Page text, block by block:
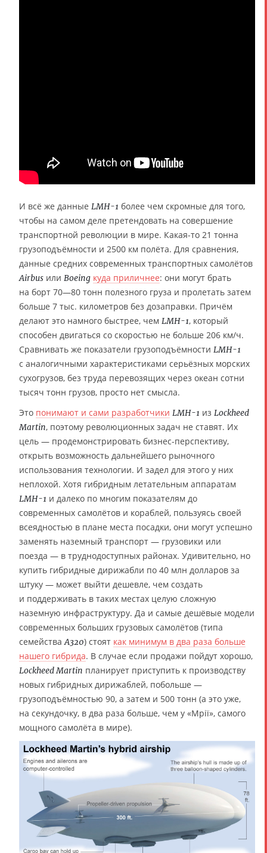
И всё же данные LMH-1 более чем скромные для того,
чтобы на самом деле претендовать на совершение
транспортной революции в мире. Какая-то 21 тонна
грузоподъёмности и 2500 км полёта. Для сравнения,
данные средних современных транспортных самолётов
Airbus или Boeing куда приличнее: они могут брать
на борт 70—80 тонн полезного груза и пролетать затем
больше 7 тыс. километров без дозаправки. Причём
делают это намного быстрее, чем LMH-1, который
способен двигаться со скоростью не больше 206 км/ч.
Сравнивать же показатели грузоподъёмности LMH-1
с аналогичными характеристиками серьёзных морских
сухогрузов, без труда перевозящих через океан сотни
тысяч тонн грузов, просто нет смысла.
Это понимают и сами разработчики LMH-1 из Lockheed
Martin, поэтому революционных задач не ставят. Их
цель — продемонстрировать бизнес-перспективу,
открыть возможность дальнейшего рыночного
использования технологии. И задел для этого у них
неплохой. Хотя гибридным летательным аппаратам
LMH-1 и далеко по многим показателям до
современных самолётов и кораблей, пользуясь своей
всеядностью в плане места посадки, они могут успешно
заменять наземный транспорт — грузовики или
поезда — в труднодоступных районах. Удивительно, но
купить гибридные дирижабли по 40 млн долларов за
штуку — может выйти дешевле, чем создать
и поддерживать в таких местах целую сложную
наземную инфраструктуру. Да и самые дешёвые модели
современных больших грузовых самолётов (типа
семействаА320) стоят как минимум в два раза больше
нашего гибрида. В случае если продажи пойдут хорошо,
Lockheed Martin планирует приступить к производству
новых гибридных дирижаблей, побольше —
грузоподъёмностью 90, а затем и 500 тонн (а это уже,
на секундочку, в два раза больше, чем у «Мрії», самого
мощного самолёта в мире).